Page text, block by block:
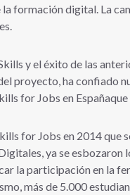
formación digital. La
y el éxito de las
proyecto, ha confiado
for Jobs en
for Jobs en 2014 que
ya se esbozaron
la participación en la
más de 5.000